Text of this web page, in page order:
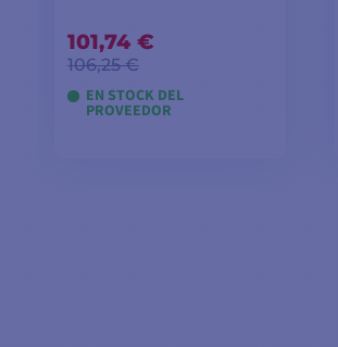
101,74 €
106,25 €
EN STOCK DEL
PROVEEDOR